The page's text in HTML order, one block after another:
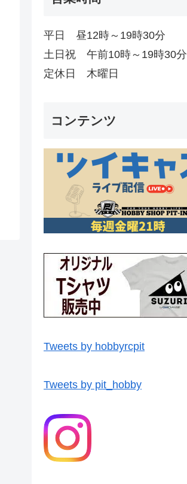
平日 昼12時～19時30分
土日祝 午前10時～19時30分
定休日 木曜日
コンテンツ
Tweets by hobbyrcpit
Tweets by pit_hobby